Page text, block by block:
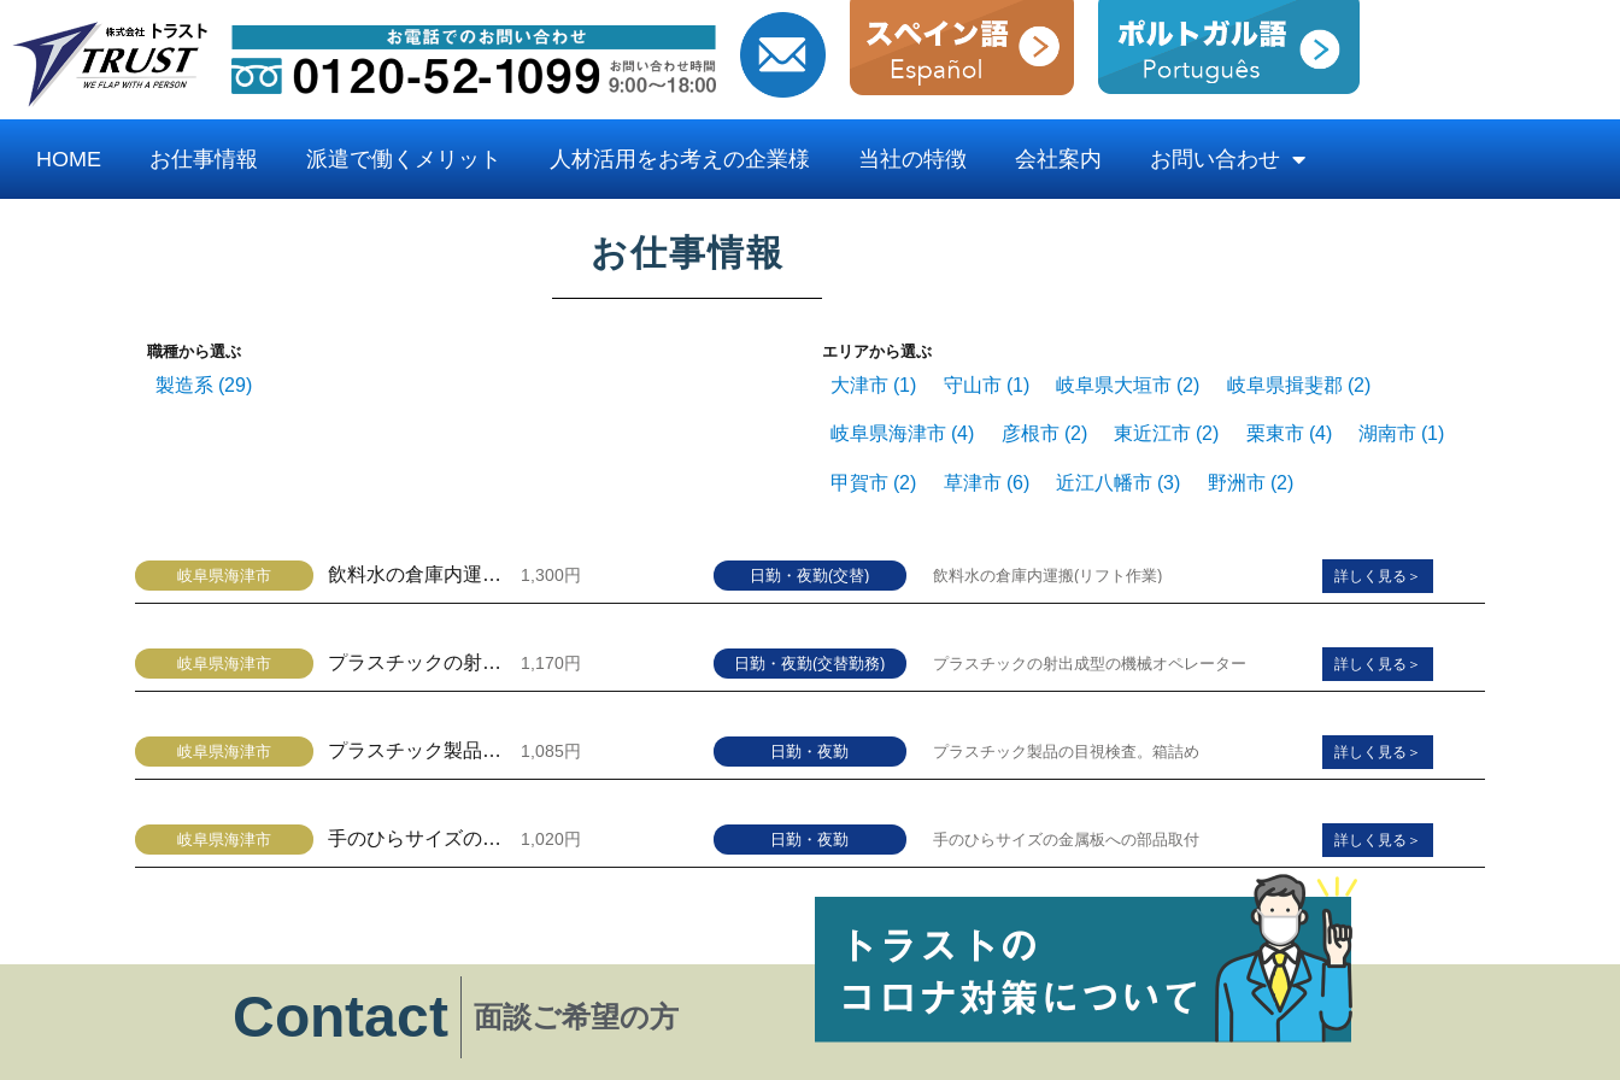
HOME お仕事情報 派遣で働くメリット 人材活用をお考えの企業様 当社の特徴 会社案内 お問い合わせ
お仕事情報
職種から選ぶ
製造系 (29)
エリアから選ぶ
大津市 (1) 守山市(1) 岐阜県大垣市 (2) 岐阜県揖斐郡 (2)
岐阜県海津市 (4) 彦根市(2) 東近江市 (2) 栗東市(4) 湖南市 (1)
甲賀市 (2) 草津市(6) 近江八幡市 (3) 野洲市(2)
岐阜県海津市 飲料水の倉庫内運搬(リフト作業) 1,300円 日勤・夜勤(交替) 飲料水の倉庫内運搬(リフト作業) 詳しく見る＞
岐阜県海津市 プラスチックの射出成型の機械オペレーター 1,170円 日勤・夜勤(交替勤務) プラスチックの射出成型の機械オペレーター 詳しく見る＞
岐阜県海津市 プラスチック製品の目視検査、箱詰め 1,085円 日勤・夜勤 プラスチック製品の目視検査。箱詰め 詳しく見る＞
岐阜県海津市 手のひらサイズの金属板への部品取付 1,020円 日勤・夜勤 手のひらサイズの金属板への部品取付 詳しく見る＞
Contact 面談ご希望の方